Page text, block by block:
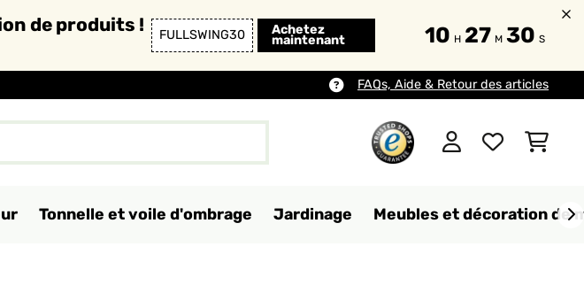
de produits ! FULLSWING30 Achetez
maintenant 10 H 27 M 29 S
FAQs, Aide & Retour des articles
Tonnelle et voile d'ombrage Jardinage Meubles et décoration de